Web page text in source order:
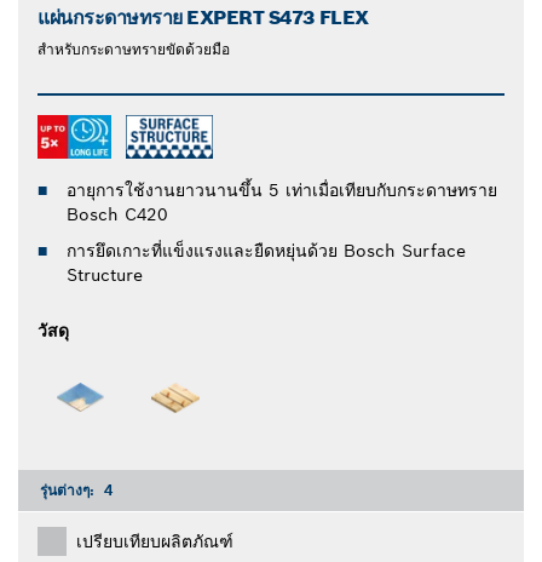
แผ่นกระดาษทราย EXPERT S473 FLEX
สำหรับกระดาษทรายขัดด้วยมือ
อายุการใช้งานยาวนานขึ้น 5 เท่าเมื่อเทียบกับกระดาษทราย
Bosch C420
การยึดเกาะที่แข็งแรงและยืดหยุ่นด้วย Bosch Surface
Structure
วัสดุ
รุ่นต่างๆ: 4
เปรียบเทียบผลิตภัณฑ์